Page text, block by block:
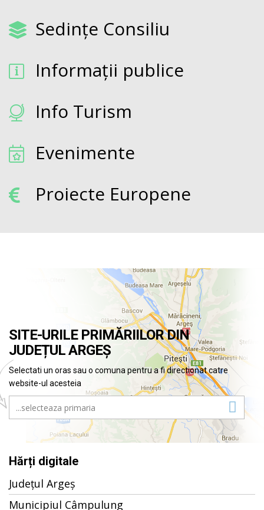
Sedințe Consiliu
Informații publice
Info Turism
Evenimente
Proiecte Europene
SITE-URILE PRIMĂRIILOR DIN
JUDEȚUL ARGEȘ
Selectati un oras sau o comuna pentru a fi directionat catre
website-ul acesteia
Hărți digitale
Județul Argeș
Municipiul Câmpulung